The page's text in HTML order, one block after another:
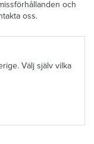
och
oss.
Välj själv vilka